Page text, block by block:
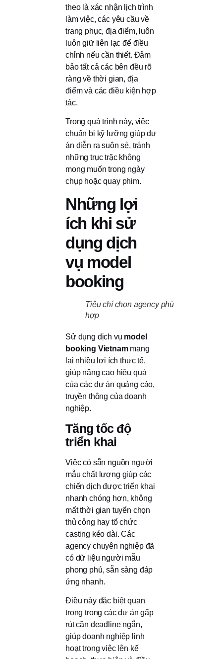
theo là xác nhận lịch trình
làm việc, các yêu cầu về
trang phục, địa điểm, luôn
luôn giữ liên lạc để điều
chỉnh nếu cần thiết. Đảm
bảo tất cả các bên đều rõ
ràng về thời gian, địa
điểm và các điều kiện hợp
tác.
Trong quá trình này, việc
chuẩn bị kỹ lưỡng giúp dự
án diễn ra suôn sẻ, tránh
những trục trặc không
mong muốn trong ngày
chụp hoặc quay phim.
Những lợi
ích khi sử
dụng dịch
vụ model
booking
Tiêu chí chọn agency phù
hợp
Sử dụng dịch vụ model
booking Vietnammang
lại nhiều lợi ích thực tế,
giúp nâng cao hiệu quả
của các dự án quảng cáo,
truyền thông của doanh
nghiệp.
Tăng tốc độ
triển khai
Việc có sẵn nguồn người
mẫu chất lượng giúp các
chiến dịch được triển khai
nhanh chóng hơn, không
mất thời gian tuyển chọn
thủ công hay tổ chức
casting kéo dài. Các
agency chuyên nghiệp đã
có dữ liệu người mẫu
phong phú, sẵn sàng đáp
ứng nhanh.
Điều này đặc biệt quan
trọng trong các dự án gấp
rút cần deadline ngắn,
giúp doanh nghiệp linh
hoạt trong việc lên kế